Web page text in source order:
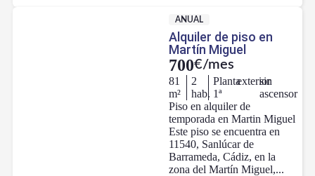
ANUAL
Alquiler de piso en
Martín Miguel
700€/mes
81
m²
2
hab.
Planta
1ª
exterior
sin
ascensor
Piso en alquiler de
temporada en Martin Miguel
Este piso se encuentra en
11540, Sanlúcar de
Barrameda, Cádiz, en la
zona del Martín Miguel,...